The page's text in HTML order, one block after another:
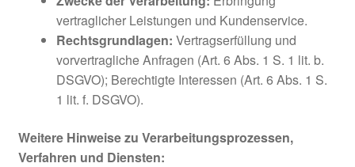
vertraglicher Leistungen und Kundenservice.
Rechtsgrundlagen: Vertragserfüllung und
vorvertragliche Anfragen (Art. 6 Abs. 1 S. 1 lit. b.
DSGVO); Berechtigte Interessen (Art. 6 Abs. 1 S.
1 lit. f. DSGVO).
Weitere Hinweise zu Verarbeitungsprozessen,
Verfahren und Diensten: